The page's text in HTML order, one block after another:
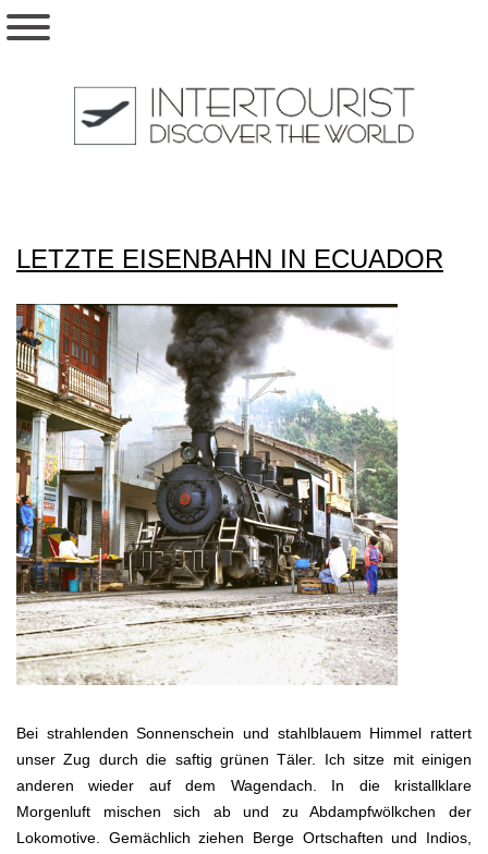
LETZTE EISENBAHN IN ECUADOR
Bei strahlenden Sonnenschein und stahlblauem Himmel rattert
unser Zug durch die saftig grünen Täler. Ich sitze mit einigen
anderen wieder auf dem Wagendach. In die kristallklare
Morgenluft mischen sich ab und zu Abdampfwölkchen der
Lokomotive. Gemächlich ziehen Berge Ortschaften und Indios,